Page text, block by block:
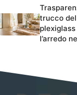
trucco
l’arredo